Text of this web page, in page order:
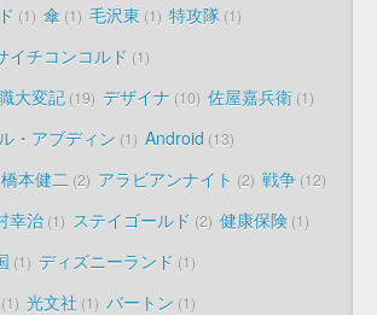
1 傘 1 毛沢東 1 特攻隊 1
イチコンコルド 1
大変記 19 デザイナ 10 佐屋嘉兵衛 1
・アブディン 1 Android 13
橋本健二 2 アラビアンナイト 2 戦争 12
幸治 1 ステイゴールド 2 健康保険 1
1 ディズニーランド 1
1 光文社 1 バートン 1